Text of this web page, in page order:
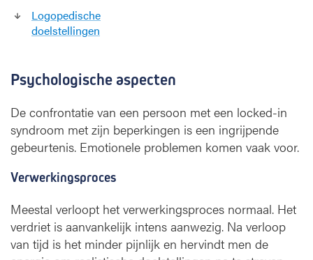
l
o
e
-
i
n
y
d
o
o
Logopedische
doelstellingen
Psychologische aspecten
De confrontatie van een persoon met een locked-in
syndroom met zijn beperkingen is een ingrijpende
gebeurtenis. Emotionele problemen komen vaak voor.
Verwerkingsproces
Meestal verloopt het verwerkingsproces normaal. Het
verdriet is aanvankelijk intens aanwezig. Na verloop
van tijd is het minder pijnlijk en hervindt men de